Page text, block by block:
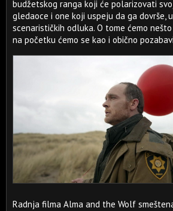
budžetskog ranga koji će polarizovati
gledaoce i one koji uspeju da ga dovrše,
scenarističkih odluka. O tome ćemo
na početku ćemo se kao i obično
Radnja filma Alma and the Wolf